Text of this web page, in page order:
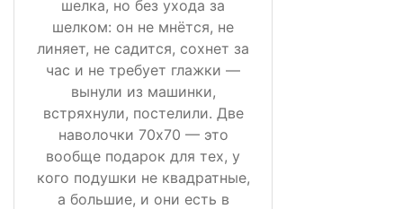
шелка, но без ухода за
шелком: он не мнётся, не
линяет, не садится, сохнет за
час и не требует глажки —
вынули из машинки,
встряхнули, постелили. Две
наволочки 70х70 — это
вообще подарок для тех, у
кого подушки не квадратные,
а большие, и они есть в